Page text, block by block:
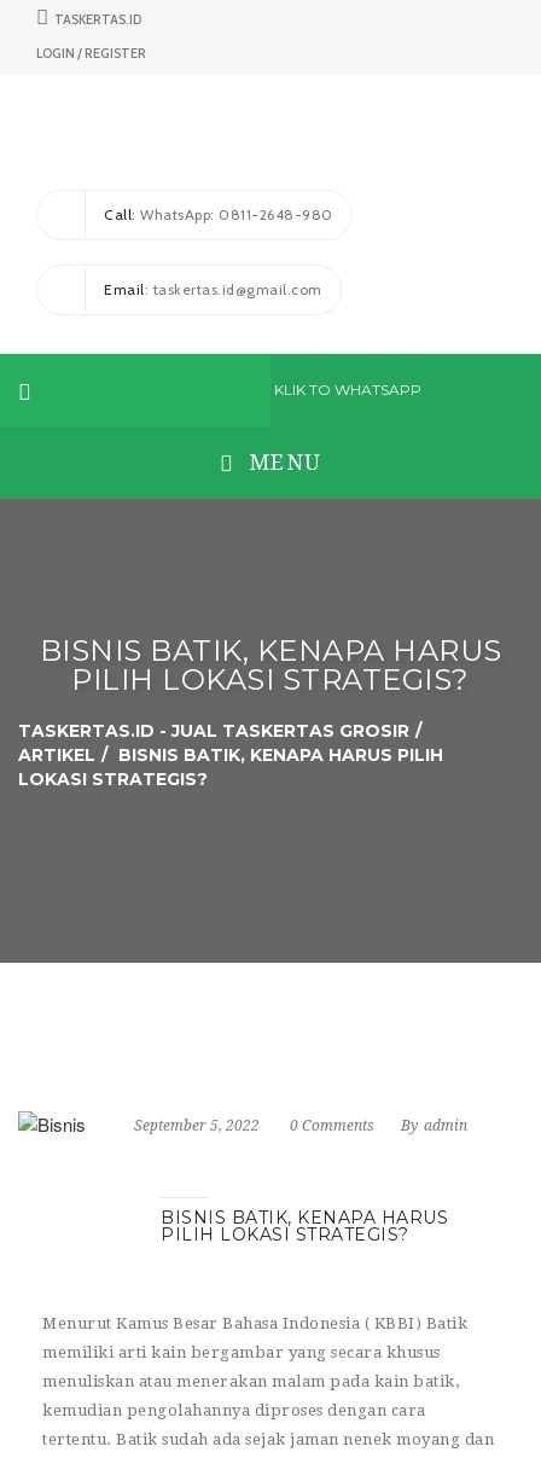
TASKERTAS.ID
LOGIN / REGISTER
Call: WhatsApp: 0811-2648-980
Email : taskertas.id@gmail.com
KLIK TO WHATSAPP
MENU
BISNIS BATIK, KENAPA HARUS
PILIH LOKASI STRATEGIS?
TASKERTAS.ID - JUAL TASKERTAS GROSIR
ARTIKEL
BISNIS BATIK, KENAPA HARUS PILIH
LOKASI STRATEGIS?
September 5, 2022 0 Comments By admin
BISNIS BATIK, KENAPA HARUS
PILIH LOKASI STRATEGIS?
Menurut Kamus Besar Bahasa Indonesia ( KBBI) Batik
memiliki arti kain bergambar yang secara khusus
menuliskan atau menerakan malam pada kain batik,
kemudian pengolahannya diproses dengan cara
tertentu. Batik sudah ada sejak jaman nenek moyang dan